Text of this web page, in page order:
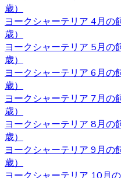
ヨークシャテリアのストレ
軽めの散歩に連れていっ
わからないことがありまし
のブリーダー・ベベドー
2020.10.23
ブリーダーから子犬をお
とは異なりブリーダーが
きちんと把握していると
どで不安があるときには
できます。子犬を飼うの
らするのが一番です。ベ
門ブリーダーをしておりま
歳）
ヨークシャーテリア 4月の
歳）
ヨークシャーテリア 5月の
歳）
ヨークシャーテリア 6月の
歳）
ヨークシャーテリア 7月の
歳）
ヨークシャーテリア 8月の
歳）
ヨークシャーテリア 9月の
歳）
ヨークシャーテリア 10月